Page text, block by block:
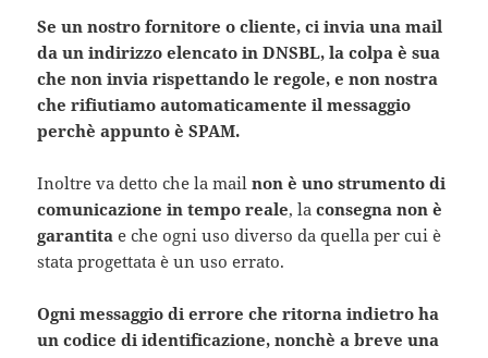
Se un nostro fornitore o cliente, ci invia una mail
da un indirizzo elencato in DNSBL, la colpa è sua
che non invia rispettando le regole, e non nostra
che rifiutiamo automaticamente il messaggio
perchè appunto è SPAM.
Inoltre va detto che la mailnon è uno strumento di
comunicazione in tempo reale, laconsegna non è
garantita e che ogni uso diverso da quella per cui è
stata progettata è un uso errato.
Ogni messaggio di errore che ritorna indietro ha
un codice di identificazione, nonchè a breve una